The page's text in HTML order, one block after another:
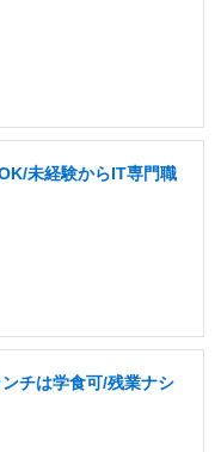
未経験からIT専門職
チは学食可/残業ナシ